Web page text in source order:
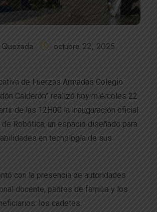
octubre 22, 2025
de Fuerzas Armadas Colegio
Calderón” realizó hoy miércoles 22
de las 12H00 la inauguración oficial
Robótica, un espacio diseñado para
en tecnología de sus
con la presencia de autoridades
docente, padres de familia y los
los cadetes.